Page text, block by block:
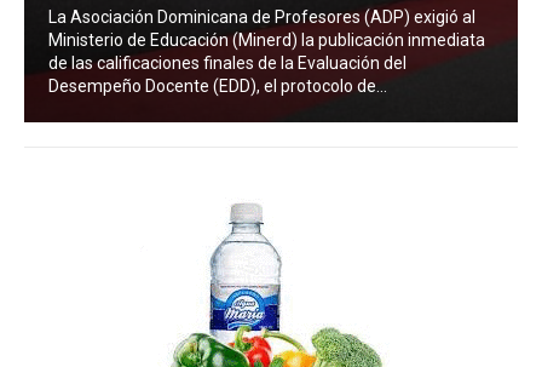
La Asociación Dominicana de Profesores (ADP) exigió al
Ministerio de Educación (Minerd) la publicación inmediata
de las calificaciones finales de la Evaluación del
Desempeño Docente (EDD), el protocolo de...